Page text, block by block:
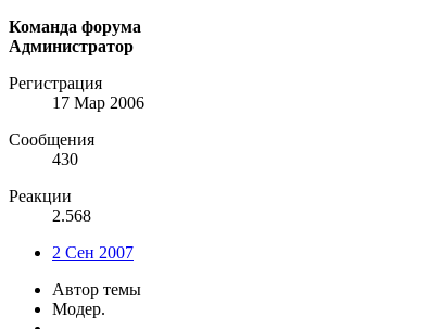
Команда форума
Администратор
Регистрация
17 Мар 2006
Сообщения
430
Реакции
2.568
2 Сен 2007
Автор темы
Модер.